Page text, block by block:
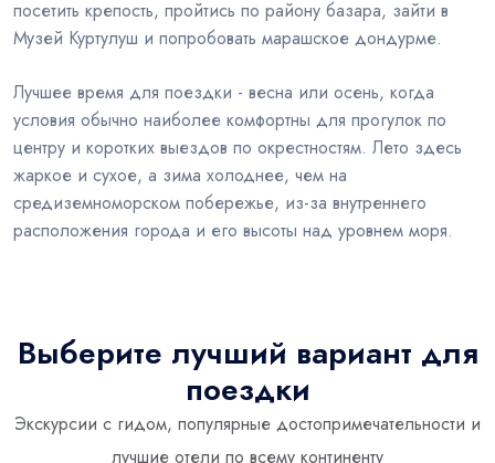
посетить крепость, пройтись по району базара, зайти в
Музей Куртулуш и попробовать марашское дондурме.
Лучшее время для поездки - весна или осень, когда
условия обычно наиболее комфортны для прогулок по
центру и коротких выездов по окрестностям. Лето здесь
жаркое и сухое, а зима холоднее, чем на
средиземноморском побережье, из-за внутреннего
расположения города и его высоты над уровнем моря.
Выберите лучший вариант для
поездки
Экскурсии с гидом, популярные достопримечательности и
лучшие отели по всему континенту